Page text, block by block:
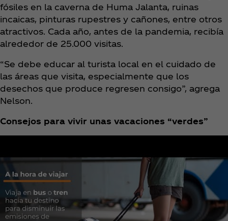
fósiles en la caverna de Huma Jalanta, ruinas
incaicas, pinturas rupestres y cañones, entre otros
atractivos. Cada año, antes de la pandemia, recibía
alrededor de 25.000 visitas.
“Se debe educar al turista local en el cuidado de
las áreas que visita, especialmente que los
desechos que produce regresen consigo”, agrega
Nelson.
Consejos para vivir unas vacaciones “verdes”